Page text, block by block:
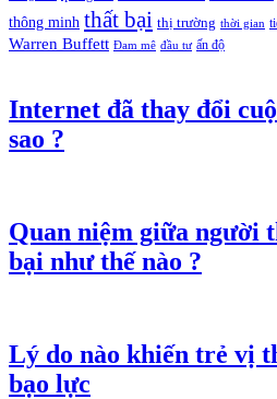
thông minh thất bại thị trường thời gian
Warren Buffett Đam mê đầu tư ấn độ
Internet đã thay đổi
sao ?
Quan niệm giữa người
bại như thế nào ?
Lý do nào khiến trẻ vị
bạo lực